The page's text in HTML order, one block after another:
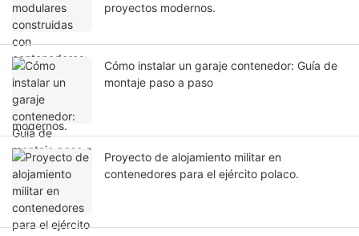
proyectos modernos.
Cómo instalar un garaje contenedor: Guía de
montaje paso a paso
Proyecto de alojamiento militar en
contenedores para el ejército polaco.